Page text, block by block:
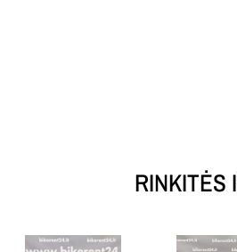
RINKITĖS